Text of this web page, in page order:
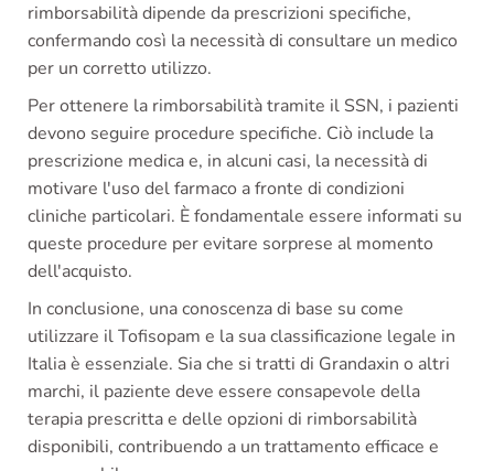
rimborsabilità dipende da prescrizioni specifiche,
confermando così la necessità di consultare un medico
per un corretto utilizzo.
Per ottenere la rimborsabilità tramite il SSN, i pazienti
devono seguire procedure specifiche. Ciò include la
prescrizione medica e, in alcuni casi, la necessità di
motivare l'uso del farmaco a fronte di condizioni
cliniche particolari. È fondamentale essere informati su
queste procedure per evitare sorprese al momento
dell'acquisto.
In conclusione, una conoscenza di base su come
utilizzare il Tofisopam e la sua classificazione legale in
Italia è essenziale. Sia che si tratti di Grandaxin o altri
marchi, il paziente deve essere consapevole della
terapia prescritta e delle opzioni di rimborsabilità
disponibili, contribuendo a un trattamento efficace e